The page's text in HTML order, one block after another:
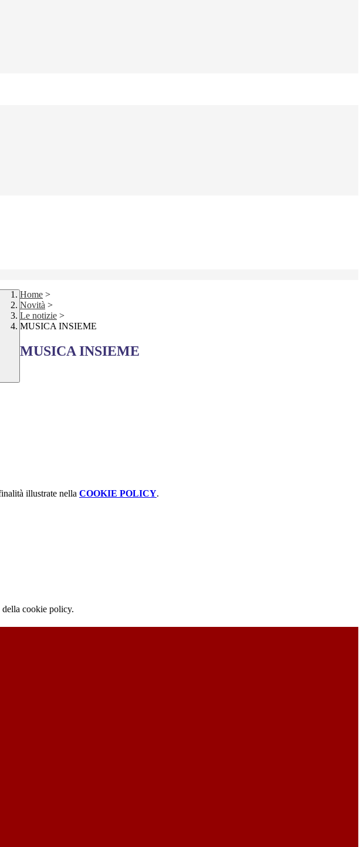
Home >
Novità >
Le notizie >
MUSICA INSIEME
MUSICA INSIEME
illustrate nella COOKIE POLICY.
della cookie policy.